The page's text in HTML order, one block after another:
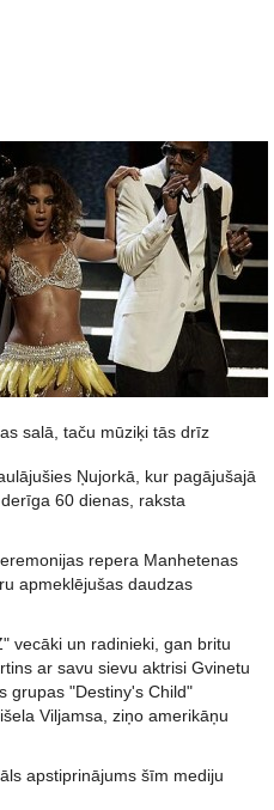
salā, taču mūziķi tās drīz
Ņujorkā, kur pagājušajā
60 dienas, raksta
repera Manhetenas
apmeklējušas daudzas
vecāki un radinieki, gan britu
ar savu sievu aktrisi Gvinetu
grupas "Destiny's Child"
Viljamsa, ziņo amerikāņu
apstiprinājums šīm mediju